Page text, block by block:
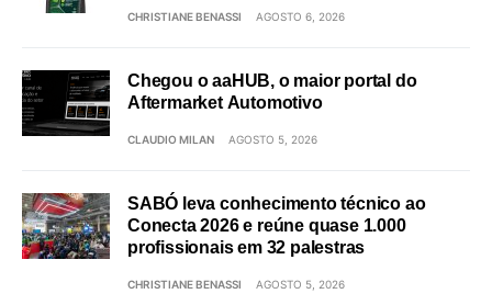
CHRISTIANE BENASSI AGOSTO 6, 2026
Chegou o aaHUB, o maior portal do
Aftermarket Automotivo
CLAUDIO MILAN AGOSTO 5, 2026
SABÓ leva conhecimento técnico ao
Conecta 2026 e reúne quase 1.000
profissionais em 32 palestras
CHRISTIANE BENASSI AGOSTO 5, 2026